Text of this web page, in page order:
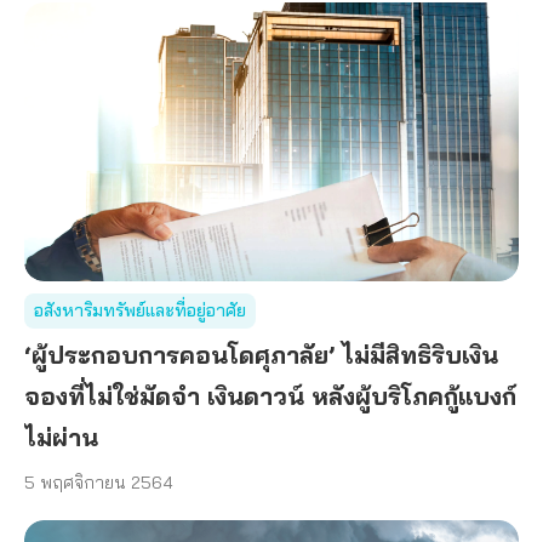
อสังหาริมทรัพย์และที่อยู่อาศัย
‘ผู้ประกอบการคอนโดศุภาลัย’ ไม่มีสิทธิริบเงิน
จองที่ไม่ใช่มัดจำ เงินดาวน์ หลังผู้บริโภคกู้แบงก์
ไม่ผ่าน
5 พฤศจิกายน 2564